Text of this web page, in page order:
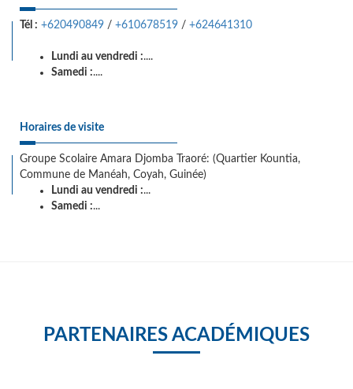
Tél : +620490849 / +610678519 / +624641310
Lundi au vendredi :....
Samedi :....
Horaires de visite
Groupe Scolaire Amara Djomba Traoré: (Quartier Kountia,
Commune de Manéah, Coyah, Guinée)
Lundi au vendredi :...
Samedi :...
PARTENAIRES ACADÉMIQUES